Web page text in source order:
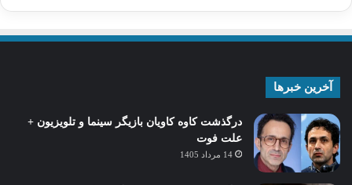
آخرین خبرها
درگذشت کاوه کاویان بازیگر سینما و تلویزیون +
علت فوت
14 مرداد 1405